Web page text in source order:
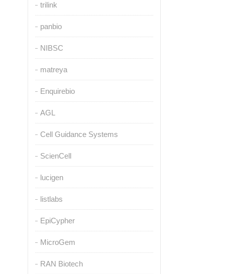
trilink
panbio
NIBSC
matreya
Enquirebio
AGL
Cell Guidance Systems
ScienCell
lucigen
listlabs
EpiCypher
MicroGem
RAN Biotech